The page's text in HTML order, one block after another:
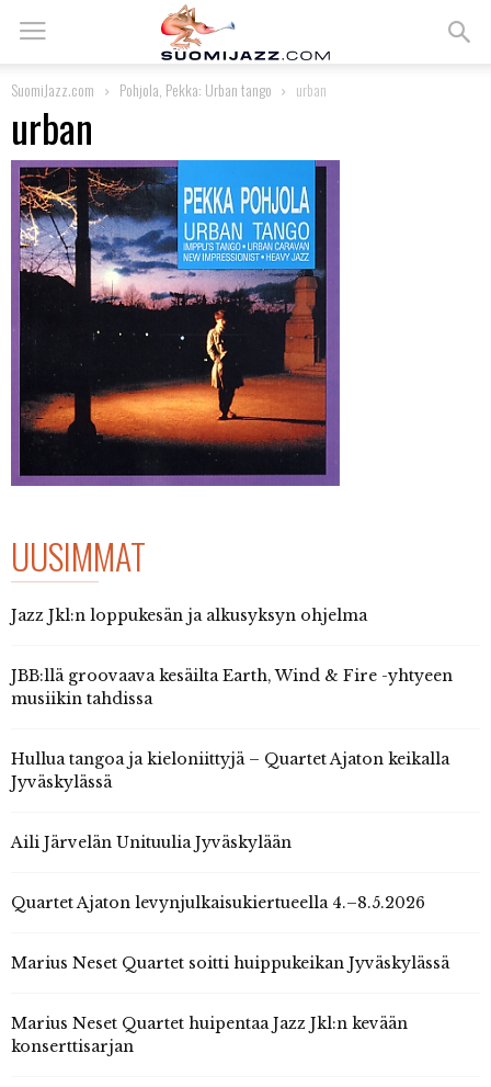
SuomiJazz.com Pohjola, Pekka: Urban tango urban
urban
UUSIMMAT
Jazz Jkl:n loppukesän ja alkusyksyn ohjelma
JBB:llä groovaava kesäilta Earth, Wind & Fire -yhtyeen
musiikin tahdissa
Hullua tangoa ja kieloniittyjä – Quartet Ajaton keikalla
Jyväskylässä
Aili Järvelän Unituulia Jyväskylään
Quartet Ajaton levynjulkaisukiertueella 4.–8.5.2026
Marius Neset Quartet soitti huippukeikan Jyväskylässä
Marius Neset Quartet huipentaa Jazz Jkl:n kevään
konserttisarjan